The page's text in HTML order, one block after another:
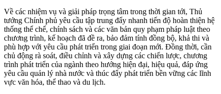
Về các nhiệm vụ và giải pháp trọng tâm trong thời gian tới, Thủ
tướng Chính phủ yêu cầu tập trung đẩy nhanh tiến độ hoàn thiện hệ
thống thể chế, chính sách và các văn bản quy phạm pháp luật theo
chương trình, kế hoạch đã đề ra, bảo đảm tính đồng bộ, khả thi và
phù hợp với yêu cầu phát triển trong giai đoạn mới. Đồng thời, cần
chủ động rà soát, điều chỉnh và xây dựng các chiến lược, chương
trình phát triển của ngành theo hướng hiện đại, hiệu quả, đáp ứng
yêu cầu quản lý nhà nước và thúc đẩy phát triển bền vững các lĩnh
vực văn hóa, thể thao và du lịch.